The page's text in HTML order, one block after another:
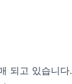
되고 있습니다.